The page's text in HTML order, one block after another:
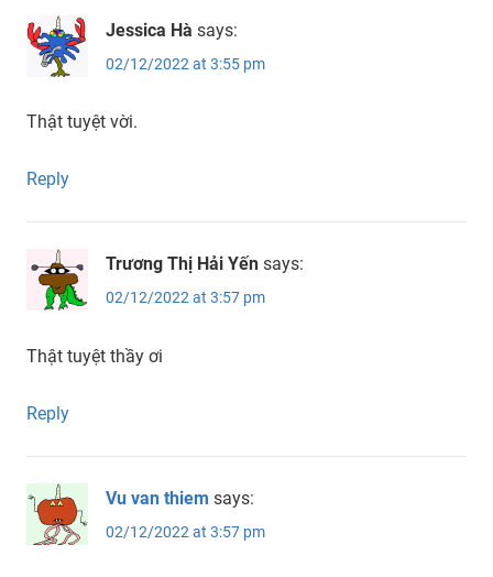
Jessica Hà says:
02/12/2022 at 3:55 pm
Thật tuyệt vời.
Reply
Trương Thị Hải Yến says:
02/12/2022 at 3:57 pm
Thật tuyệt thầy ơi
Reply
Vu van thiem says:
02/12/2022 at 3:57 pm